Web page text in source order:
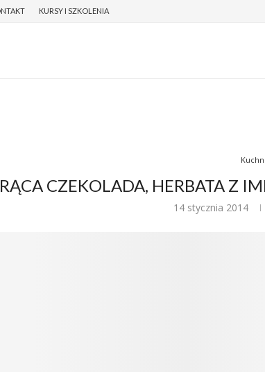
KURSY I SZKOLENIA
CZEKOLADA, HERBATA Z
14 stycznia 2014